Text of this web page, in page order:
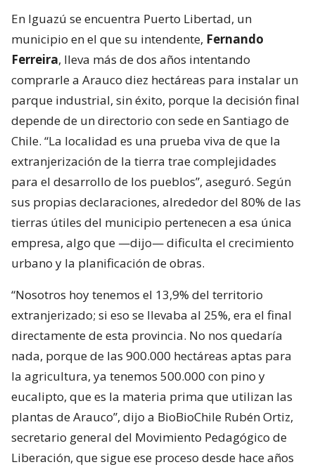
En Iguazú se encuentra Puerto Libertad, un
municipio en el que su intendente, Fernando
Ferreira, lleva más de dos años intentando
comprarle a Arauco diez hectáreas para instalar un
parque industrial, sin éxito, porque la decisión final
depende de un directorio con sede en Santiago de
Chile. “La localidad es una prueba viva de que la
extranjerización de la tierra trae complejidades
para el desarrollo de los pueblos”, aseguró. Según
sus propias declaraciones, alrededor del 80% de las
tierras útiles del municipio pertenecen a esa única
empresa, algo que —dijo— dificulta el crecimiento
urbano y la planificación de obras.
“Nosotros hoy tenemos el 13,9% del territorio
extranjerizado; si eso se llevaba al 25%, era el final
directamente de esta provincia. No nos quedaría
nada, porque de las 900.000 hectáreas aptas para
la agricultura, ya tenemos 500.000 con pino y
eucalipto, que es la materia prima que utilizan las
plantas de Arauco”, dijo a BioBioChile Rubén Ortiz,
secretario general del Movimiento Pedagógico de
Liberación, que sigue ese proceso desde hace años